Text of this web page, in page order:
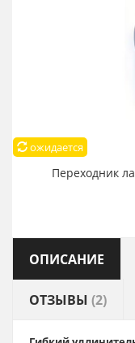
ожидается
Переходник
ОПИСАНИЕ
ОТЗЫВЫ (2)